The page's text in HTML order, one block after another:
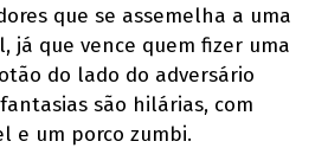
que se assemelha a uma
já que vence quem fizer uma
do lado do adversário
são hilárias, com
e um porco zumbi.